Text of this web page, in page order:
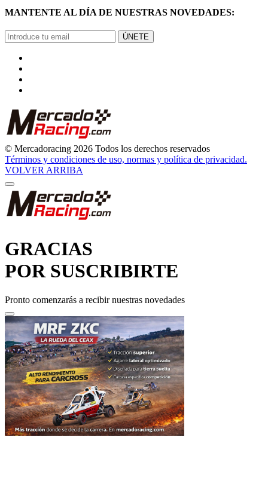
MANTENTE AL DÍA DE NUESTRAS NOVEDADES:
ÚNETE
© Mercadoracing 2026 Todos los derechos reservados
Términos y condiciones de uso, normas y política de privacidad.
VOLVER ARRIBA
GRACIAS
POR SUSCRIBIRTE
Pronto comenzarás a recibir nuestras novedades